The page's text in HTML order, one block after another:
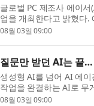
글로벌 PC 제조사 에이
업을 개최한다고 밝혔다.
대...
08월 03일 09:00
질문만 받던 AI는 끝…
생성형 AI를 넘어 AI 에
작업을 완결하는 AI로 무
안...
08월 03일 09:00